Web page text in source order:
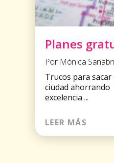
Planes
Por Mónica
Trucos para
ciudad
excelencia ...
LEER MÁS